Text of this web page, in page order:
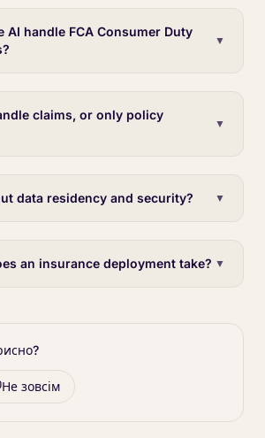
AI handle FCA Consumer Duty
▼
claims, or only policy
▼
data residency and security? ▼
an insurance deployment take? ▼
Не зовсім